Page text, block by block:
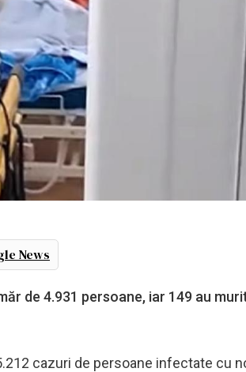
News
de 4.931 persoane, iar 149 au
cazuri de persoane infectate cu